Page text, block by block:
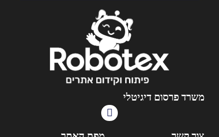
משרד פרסום דיגיטלי